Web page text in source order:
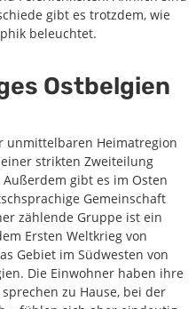
gibt es trotzdem, wie
beleuchtet.
Ostbelgien
unmittelbaren Heimatregion
strikten Zweiteilung
gibt es im Osten
Gemeinschaft
zählende Gruppe ist ein
Ersten Weltkrieg von
Gebiet im Südwesten von
Die Einwohner haben ihre
zu Hause, bei der